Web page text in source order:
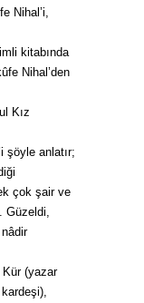
Nihal’i,
kitabında
Nihal’den
Kız
şöyle anlatır;
çok şair ve
Güzeldi,
Kür (yazar